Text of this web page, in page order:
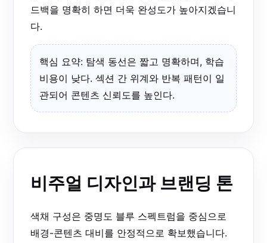
드백을 명확히 하면 더욱 완성도가 높아지겠습니
다.
핵심 요약: 탐색 동선은 짧고 명확하며, 학습
비용이 낮다. 섹션 간 위계와 반복 패턴이 일
관되어 콘텐츠 신뢰도를 높인다.
비주얼 디자인과 브랜딩 톤
색채 구성은 중명도 블루 스펙트럼을 중심으로
배경-콘텐츠 대비를 안정적으로 확보했습니다.